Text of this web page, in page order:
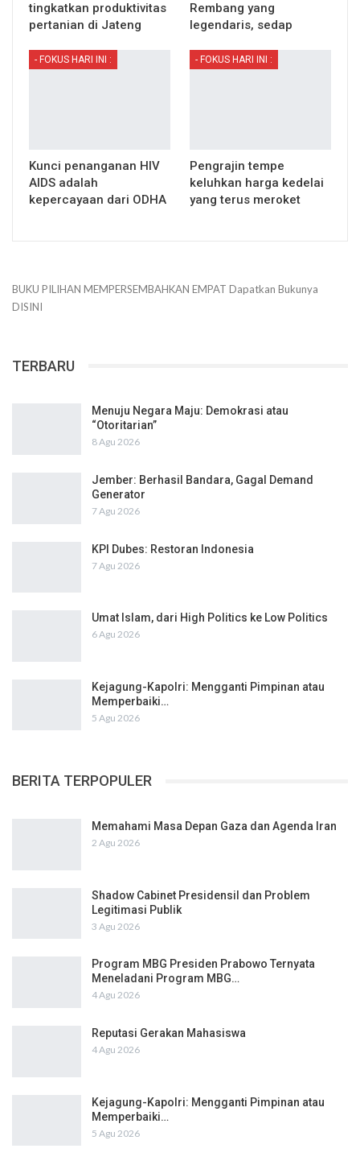
tingkatkan produktivitas
pertanian di Jateng
Rembang yang
legendaris, sedap
- FOKUS HARI INI :
Kunci penanganan HIV
AIDS adalah
kepercayaan dari ODHA
- FOKUS HARI INI :
Pengrajin tempe
keluhkan harga kedelai
yang terus meroket
BUKU PILIHAN MEMPERSEMBAHKAN EMPAT Dapatkan Bukunya
DISINI
TERBARU
Menuju Negara Maju: Demokrasi atau
“Otoritarian”
8 Agu 2026
Jember: Berhasil Bandara, Gagal Demand
Generator
7 Agu 2026
KPI Dubes: Restoran Indonesia
7 Agu 2026
Umat Islam, dari High Politics ke Low Politics
6 Agu 2026
Kejagung-Kapolri: Mengganti Pimpinan atau
Memperbaiki…
5 Agu 2026
BERITA TERPOPULER
Memahami Masa Depan Gaza dan Agenda Iran
2 Agu 2026
Shadow Cabinet Presidensil dan Problem
Legitimasi Publik
3 Agu 2026
Program MBG Presiden Prabowo Ternyata
Meneladani Program MBG…
4 Agu 2026
Reputasi Gerakan Mahasiswa
4 Agu 2026
Kejagung-Kapolri: Mengganti Pimpinan atau
Memperbaiki…
5 Agu 2026